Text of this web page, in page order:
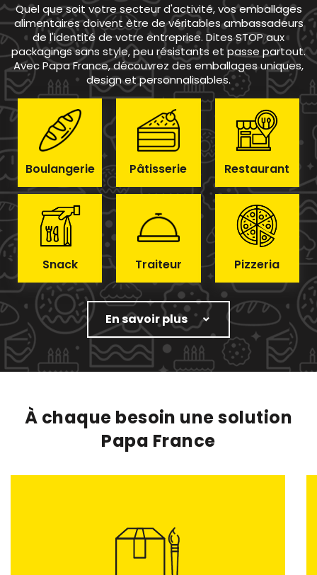
Quel que soit votre secteur d'activité, vos emballages
alimentaires doivent être de véritables ambassadeurs
de l'identité de votre entreprise. Dites STOP aux
packagings sans style, peu résistants et passe partout.
Avec Papa France, découvrez des emballages uniques,
design et personnalisables.
Boulangerie Pâtisserie Restaurant
Snack Traiteur Pizzeria
En savoir plus
À chaque besoin une solution
Papa France